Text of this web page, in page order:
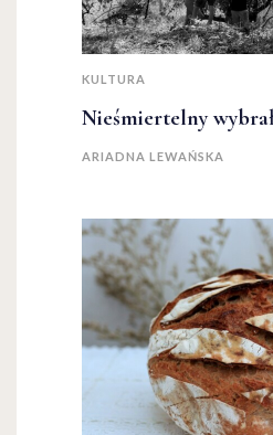
KULTURA
Nieśmiertelny
ARIADNA LEWAŃSKA